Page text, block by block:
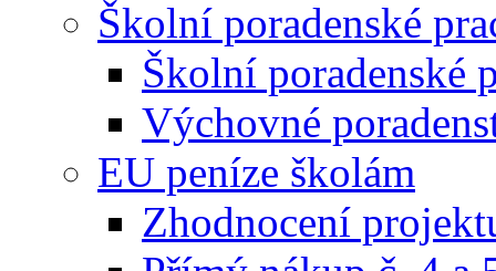
Školní poradenské
Školní poradenské
Výchovné
EU peníze školám
Zhodnocení